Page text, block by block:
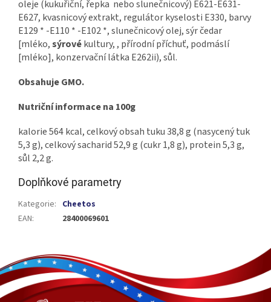
oleje (kukuřiční, řepka nebo slunečnicový) E621-E631-
E627, kvasnicový extrakt, regulátor kyselosti E330, barvy
E129 * -E110 * -E102 *, slunečnicový olej, sýr čedar
[mléko,sýrovékultury, , přírodní příchuť, podmáslí
[mléko], konzervační látka E262ii), sůl.
Obsahuje GMO.
Nutriční informace na 100g
kalorie 564 kcal, celkový obsah tuku 38,8 g (nasycený tuk
5,3 g), celkový sacharid 52,9 g (cukr 1,8 g), protein 5,3 g,
sůl 2,2 g.
Doplňkové parametry
Kategorie: Cheetos
EAN: 28400069601
á
p
a